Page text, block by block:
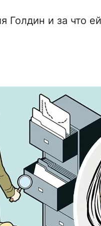
Голдин и за что